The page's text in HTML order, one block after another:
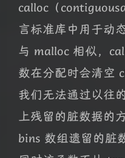
calloc（
言标准库中用于动
与 malloc 相似，
数在分配时会清空
我们无法通过以往
上残留的脏数据的
bins 数组遗留的脏